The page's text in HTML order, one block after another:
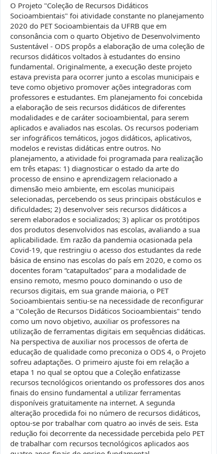
O Projeto "Coleção de Recursos Didáticos
Socioambientais" foi atividade constante no planejamento
2020 do PET Socioambientais da UFRB que em
consonância com o quarto Objetivo de Desenvolvimento
Sustentável - ODS propôs a elaboração de uma coleção de
recursos didáticos voltados à estudantes do ensino
fundamental. Originalmente, a execução deste projeto
estava prevista para ocorrer junto a escolas municipais e
teve como objetivo promover ações integradoras com
professores e estudantes. Em planejamento foi concebida
a elaboração de seis recursos didáticos de diferentes
modalidades e de caráter socioambiental, para serem
aplicados e avaliados nas escolas. Os recursos poderiam
ser infográficos temáticos, jogos didáticos, aplicativos,
modelos e revistas didáticas entre outros. No
planejamento, a atividade foi programada para realização
em três etapas: 1) diagnosticar o estado da arte do
processo de ensino e aprendizagem relacionado a
dimensão meio ambiente, em escolas municipais
selecionadas, percebendo os seus principais obstáculos e
dificuldades; 2) desenvolver seis recursos didáticos a
serem elaborados e socializados; 3) aplicar os protótipos
dos produtos desenvolvidos nas escolas, avaliando a sua
aplicabilidade. Em razão da pandemia ocasionada pela
Covid-19, que restringiu o acesso dos estudantes da rede
básica de ensino nas escolas do país em 2020, e como os
docentes foram “catapultados” para a modalidade de
ensino remoto, mesmo pouco dominando o uso de
recursos digitais, em sua grande maioria, o PET
Socioambientais sentiu-se na necessidade de reconfigurar
a "Coleção de Recursos Didáticos Socioambientais" tendo
como um novo objetivo, auxiliar os professores na
utilização de ferramentas digitais em sequências didáticas.
Na perspectiva de auxiliar nos processos de oferta de
educação de qualidade como preconiza o ODS 4, o Projeto
sofreu adaptações. O primeiro ajuste foi em relação a
etapa 1 no qual se optou que a Coleção enfatizasse
recursos tecnológicos orientando os professores dos anos
finais do ensino fundamental a utilizar ferramentas
disponíveis gratuitamente na internet. A segunda
alteração procedida foi no número de recursos didáticos,
optou-se por trabalhar com quatro ao invés de seis. Esta
redução foi decorrente da necessidade percebida pelo PET
de trabalhar com recursos tecnológicos aplicados aos